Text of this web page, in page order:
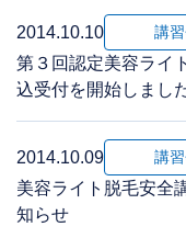
2014.10.10 講
第３回認定美容ライ
込受付を開始しまし
2014.10.09 講
美容ライト脱毛安全
知らせ